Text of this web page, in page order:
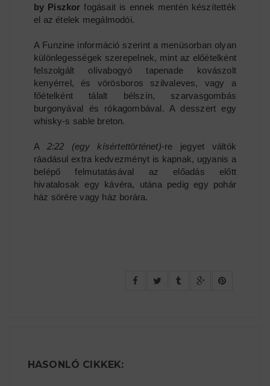
by Piszkor fogásait is ennek mentén készítették
el az ételek megálmodói.
A Funzine információ szerint a menüsorban olyan
különlegességek szerepelnek, mint az előételként
felszolgált olívabogyó tapenade kovászolt
kenyérrel, és vörösboros szilvaleves, vagy a
főételként tálalt bélszín, szarvasgombás
burgonyával és rókagombával. A desszert egy
whisky-s sable breton.
A 2:22 (egy kísértettörténet)-re jegyet váltók
ráadásul extra kedvezményt is kapnak, ugyanis a
belépő felmutatásával az előadás előtt
hivatalosak egy kávéra, utána pedig egy pohár
ház sörére vagy ház borára.
HASONLÓ CIKKEK: